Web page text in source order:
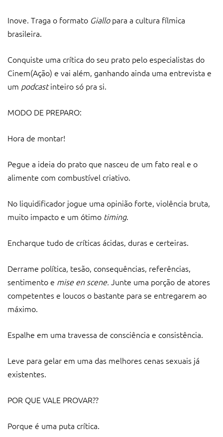
Inove. Traga o formato Giallopara a cultura fílmica
brasileira.
Conquiste uma crítica do seu prato pelo especialistas do
Cinem(Ação) e vai além, ganhando ainda uma entrevista e
um podcastinteiro só pra si.
MODO DE PREPARO:
Hora de montar!
Pegue a ideia do prato que nasceu de um fato real e o
alimente com combustível criativo.
No liquidificador jogue uma opinião forte, violência bruta,
muito impacto e um ótimo timing.
Encharque tudo de críticas ácidas, duras e certeiras.
Derrame política, tesão, consequências, referências,
sentimento e mise en scene. Junte uma porção de atores
competentes e loucos o bastante para se entregarem ao
máximo.
Espalhe em uma travessa de consciência e consistência.
Leve para gelar em uma das melhores cenas sexuais já
existentes.
POR QUE VALE PROVAR??
Porque é uma puta crítica.